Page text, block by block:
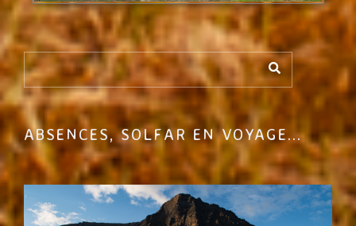
ABSENCES, SOLFAR EN VOYAGE...